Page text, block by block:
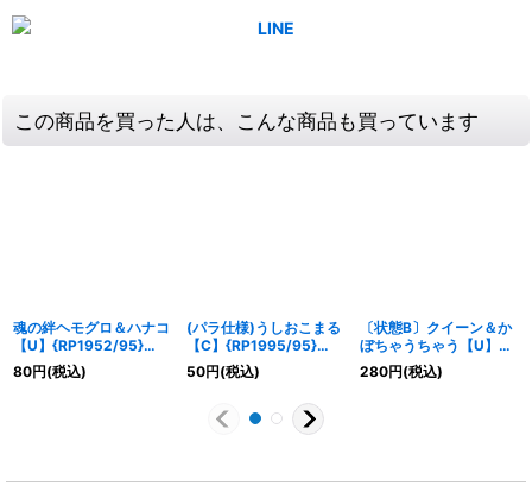
この商品を買った人は、こんな商品も買っています
魂の絆ヘモグロ＆ハナコ
【U】{RP1952/95}
《多》
80円(税込)
(パラ仕様)うしおこまる
【C】{RP1995/95}
《多》
50円(税込)
〔状態B〕クイーン＆か
ぼちゃうちゃう【U】
{P9/Y25}《自然》
280円(税込)